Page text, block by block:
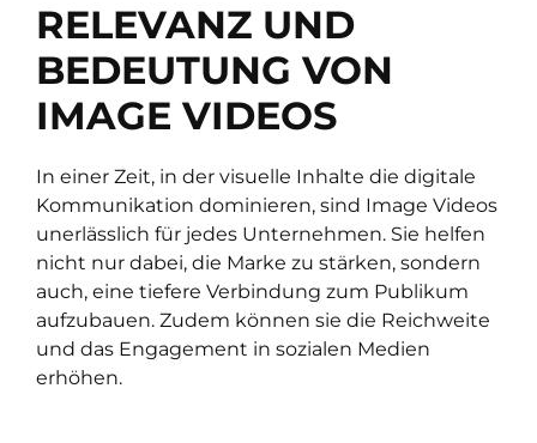
RELEVANZ UND
BEDEUTUNG VON
IMAGE VIDEOS
In einer Zeit, in der visuelle Inhalte die digitale
Kommunikation dominieren, sind Image Videos
unerlässlich für jedes Unternehmen. Sie helfen
nicht nur dabei, die Marke zu stärken, sondern
auch, eine tiefere Verbindung zum Publikum
aufzubauen. Zudem können sie die Reichweite
und das Engagement in sozialen Medien
erhöhen.